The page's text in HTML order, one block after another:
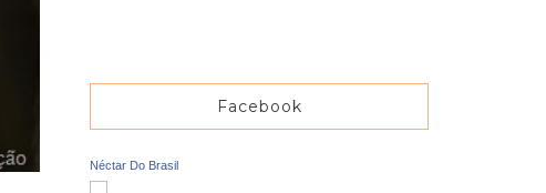
Facebook
Néctar Do Brasil